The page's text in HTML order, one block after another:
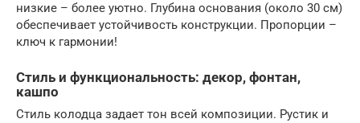
низкие – более уютно. Глубина основания (около 30 см)
обеспечивает устойчивость конструкции. Пропорции –
ключ к гармонии!
Стиль и функциональность: декор, фонтан,
кашпо
Стиль колодца задает тон всей композиции. Рустик и